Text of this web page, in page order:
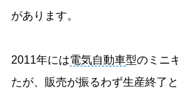
があります。
2011年には電気自動車型のミニ
たが、販売が振るわず生産終了と